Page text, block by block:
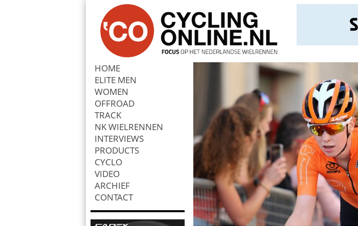
HOME
ELITE MEN
WOMEN
OFFROAD
TRACK
NK WIELRENNEN
INTERVIEWS
PRODUCTS
CYCLO
VIDEO
ARCHIEF
CONTACT
Zoek